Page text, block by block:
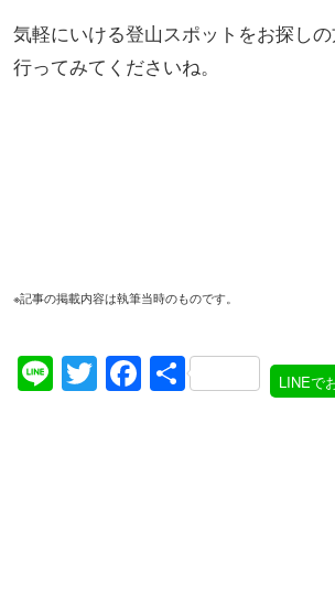
気軽にいける登山スポットをお探し
行ってみてくださいね。
※記事の掲載内容は執筆当時のものです。
LineTwitter
Facebook
共
有
LINEで